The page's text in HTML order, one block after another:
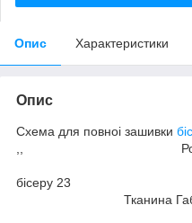
Опис Характеристики
Опис
Схема для повноі зашивки
,, Розмір
Тканина